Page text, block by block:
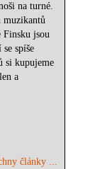
na turné.
muzikantů
Finsku jsou
spíše
si kupujeme
a
články ...